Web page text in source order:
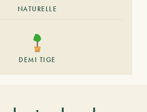
NATURELLE
DEMI TIGE